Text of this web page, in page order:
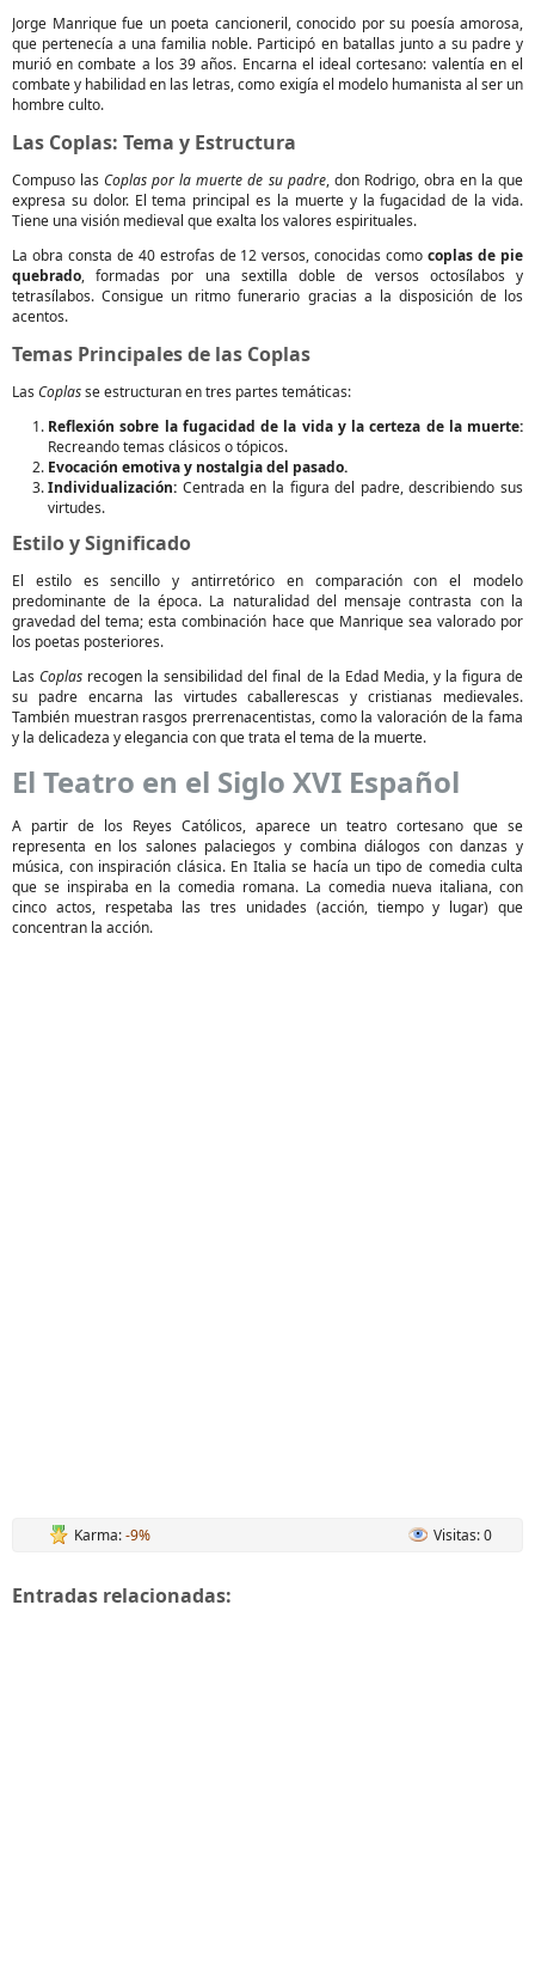
Jorge Manrique fue un poeta cancioneril, conocido por su poesía amorosa,
que pertenecía a una familia noble. Participó en batallas junto a su padre y
murió en combate a los 39 años. Encarna el ideal cortesano: valentía en el
combate y habilidad en las letras, como exigía el modelo humanista al ser un
hombre culto.
Las Coplas: Tema y Estructura
Compuso lasCoplas por la muerte de su padre, don Rodrigo, obra en la que
expresa su dolor. El tema principal es la muerte y la fugacidad de la vida.
Tiene una visión medieval que exalta los valores espirituales.
La obra consta de 40 estrofas de 12 versos, conocidas comocoplas de pie
quebrado, formadas por una sextilla doble de versos octosílabos y
tetrasílabos. Consigue un ritmo funerario gracias a la disposición de los
acentos.
Temas Principales de las Coplas
Las Coplasse estructuran en tres partes temáticas:
Reflexión sobre la fugacidad de la vida y la certeza de la muerte:
Recreando temas clásicos o tópicos.
Evocación emotiva y nostalgia del pasado.
Individualización: Centrada en la figura del padre, describiendo sus
virtudes.
Estilo y Significado
El estilo es sencillo y antirretórico en comparación con el modelo
predominante de la época. La naturalidad del mensaje contrasta con la
gravedad del tema; esta combinación hace que Manrique sea valorado por
los poetas posteriores.
LasCoplas recogen la sensibilidad del final de la Edad Media, y la figura de
su padre encarna las virtudes caballerescas y cristianas medievales.
También muestran rasgos prerrenacentistas, como la valoración de la fama
y la delicadeza y elegancia con que trata el tema de la muerte.
El Teatro en el Siglo XVI Español
A partir de los Reyes Católicos, aparece un teatro cortesano que se
representa en los salones palaciegos y combina diálogos con danzas y
música, con inspiración clásica. En Italia se hacía un tipo de comedia culta
que se inspiraba en la comedia romana. La comedia nueva italiana, con
cinco actos, respetaba las tres unidades (acción, tiempo y lugar) que
concentran la acción.
Karma:-9% Visitas: 0
Entradas relacionadas: